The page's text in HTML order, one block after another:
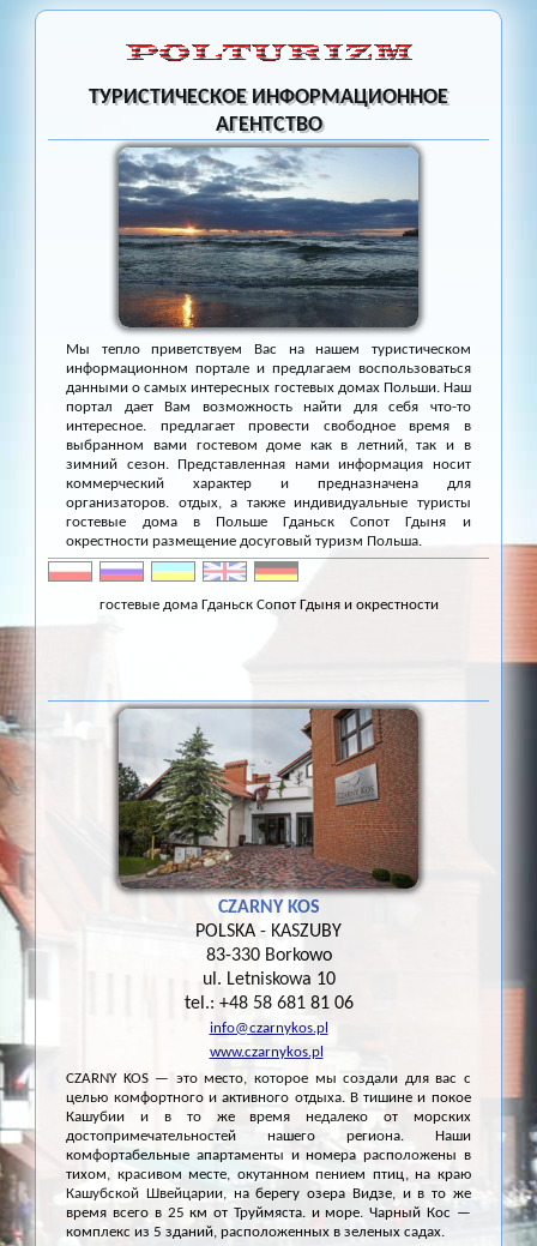
ТУРИСТИЧЕСКОЕ ИНФОРМАЦИОННОЕ
АГЕНТСТВО
Мы тепло приветствуем Вас на нашем туристическом
информационном портале и предлагаем воспользоваться
данными о самых интересных гостевых домах Польши. Наш
портал дает Вам возможность найти для себя что-то
интересное. предлагает провести свободное время в
выбранном вами гостевом доме как в летний, так и в
зимний сезон. Представленная нами информация носит
коммерческий характер и предназначена для
организаторов. отдых, а также индивидуальные туристы
гостевые дома в Польше Гданьск Сопот Гдыня и
окрестности размещение досуговый туризм Польша.
гостевые дома Гданьск Сопот Гдыня и окрестности
CZARNY KOS
POLSKA - KASZUBY
83-330 Borkowo
ul. Letniskowa 10
tel.: +48 58 681 81 06
info@czarnykos.pl
www.czarnykos.pl
CZARNY KOS — это место, которое мы создали для вас с
целью комфортного и активного отдыха. В тишине и покое
Кашубии и в то же время недалеко от морских
достопримечательностей нашего региона. Наши
комфортабельные апартаменты и номера расположены в
тихом, красивом месте, окутанном пением птиц, на краю
Кашубской Швейцарии, на берегу озера Видзе, и в то же
время всего в 25 км от Труймяста. и море. Чарный Кос —
комплекс из 5 зданий, расположенных в зеленых садах.